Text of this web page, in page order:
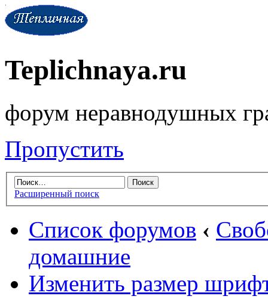
Teplichnaya.ru
форум неравнодушных
Пропустить
Расширенный поиск
Список форумов ‹
домашние
Изменить размер